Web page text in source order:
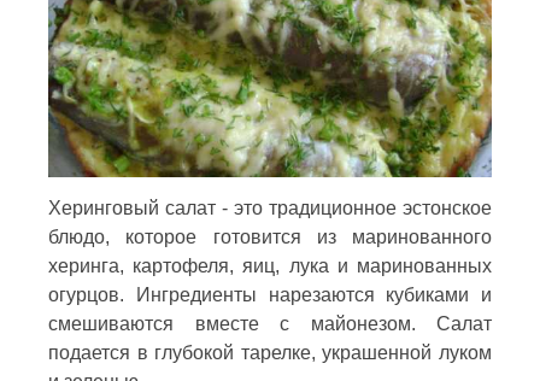
Херинговый салат - это традиционное эстонское
блюдо, которое готовится из маринованного
херинга, картофеля, яиц, лука и маринованных
огурцов. Ингредиенты нарезаются кубиками и
смешиваются вместе с майонезом. Салат
подается в глубокой тарелке, украшенной луком